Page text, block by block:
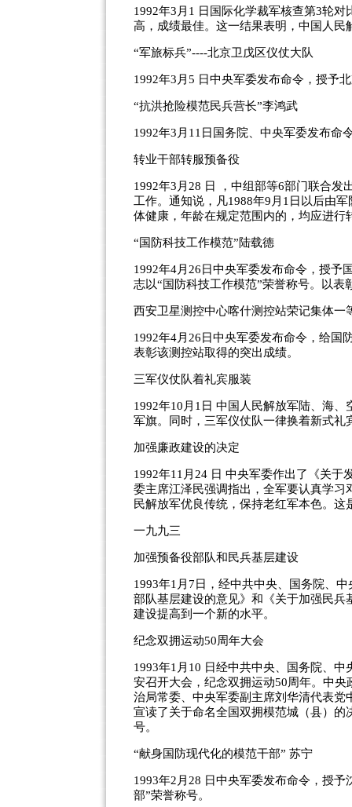
1992年3月1 日国际化学裁军核查第3轮
高，成绩最佳。这一结果表明，中国人
“军旅标兵”----北京卫戊区仪仗大队
1992年3月5 日中央军委发布命令，授予
“抗洪抢险模范民兵营长”李鸿武
1992年3月11日国务院、中央军委发布命
转业干部转服预备役
1992年3月28 日 ，中组部等6部门联合发
工作。通知说，凡1988年9月1日以后由
体健康，年龄在规定范围内的，均应进行
“国防科技工作模范”陆载德
1992年4月26日中央军委发布命令，授予
志以“国防科技工作模范”荣誉称号。以
西安卫星测控中心喀什测控站荣记集体一
1992年4月26日中央军委发布命令，给国
表彰该测控站取得的突出成绩。
三军仪仗队着礼宾服装
1992年10月1日 中国人民解放军陆、海
军旗。同时，三军仪仗队一律换着新式礼
加强廉政建设的决定
1992年11月24 日 中央军委作出了《关
委主席江泽民强调指出，全军要认真学
民解放军优良传统，保持老红军本色。
一九九三
加强预备役部队和民兵基层建设
1993年1月7日，经中共中央、国务院、
部队基层建设的意见》和《关于加强民
建设提高到一个新的水平。
纪念双拥运动50周年大会
1993年1月10 日经中共中央、国务院、
安召开大会，纪念双拥运动50周年。中
治局常委、中央军委副主席刘华清代表
宣读了关于命名全国双拥模范城（县）
号。
“献身国防现代化的模范干部” 苏宁
1993年2月28 日中央军委发布命令，授
部”荣誉称号。